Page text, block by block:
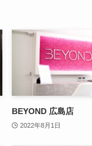
BEYOND 広島店
2022年8月1日